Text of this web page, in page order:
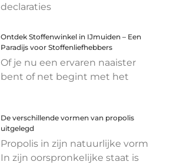
declaraties
Ontdek Stoffenwinkel in IJmuiden – Een
Paradijs voor Stoffenliefhebbers
Of je nu een ervaren naaister
bent of net begint met het
De verschillende vormen van propolis
uitgelegd
Propolis in zijn natuurlijke vorm
In zijn oorspronkelijke staat is